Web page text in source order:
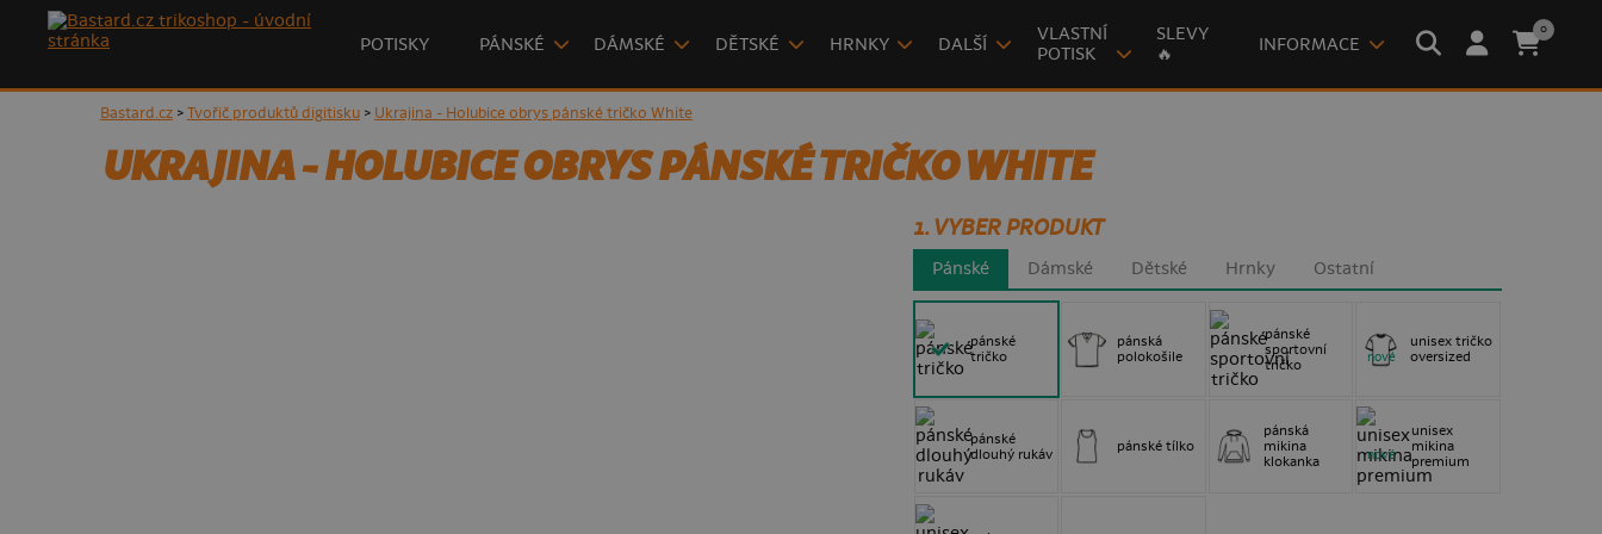
POTISKY PÁNSKÉ DÁMSKÉ DĚTSKÉ HRNKY DALŠÍ
VLASTNÍ
POTISK
SLEVY
🔥
INFORMACE
0
Bastard.cz> Tvořič produktů digitisku> Ukrajina - Holubice obrys pánské tričko White
UKRAJINA - HOLUBICE OBRYS PÁNSKÉ TRIČKO WHITE
1. VYBER PRODUKT
Pánské Dámské Dětské Hrnky Ostatní
pánské
tričko
pánská
polokošile
pánské
sportovní
tričko
unisex tričko
oversized
nové
pánské
dlouhý rukáv
pánské tílko
pánská
mikina
klokanka
unisex
mikina
premium
nové